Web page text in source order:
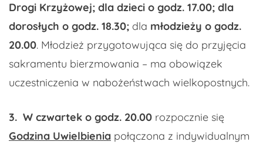
Drogi Krzyżowej; dla dzieci o godz. 17.00; dla
dorosłych o godz. 18.30; dla młodzieży o godz.
20.00. Młodzież przygotowująca się do przyjęcia
sakramentu bierzmowania – ma obowiązek
uczestniczenia w nabożeństwach wielkopostnych.
3. W czwartek o godz. 20.00 rozpocznie się
Godzina Uwielbienia połączona z indywidualnym